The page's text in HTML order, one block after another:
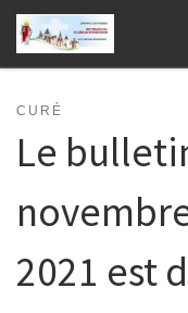
Passer au contenu
CURÉ
Le
2021 est